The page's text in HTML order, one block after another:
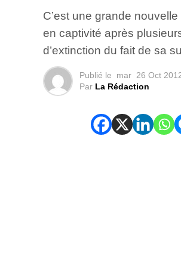
C’est une grande
en captivité après
d’extinction du fait de sa
Publié le mar 26 Oct
Par La Rédaction